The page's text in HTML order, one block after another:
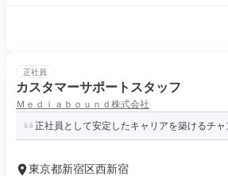
正社員
カスタマーサポートスタッフ
Ｍｅｄｉａｂｏｕｎｄ株式会社
正社員として安定したキャリアを築けるチャ
東京都新宿区西新宿